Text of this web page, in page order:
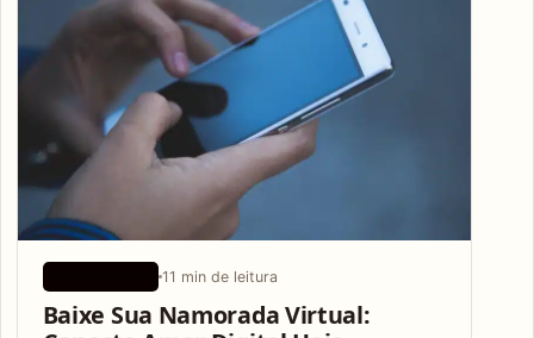
11 min de leitura
Baixe Sua Namorada Virtual: